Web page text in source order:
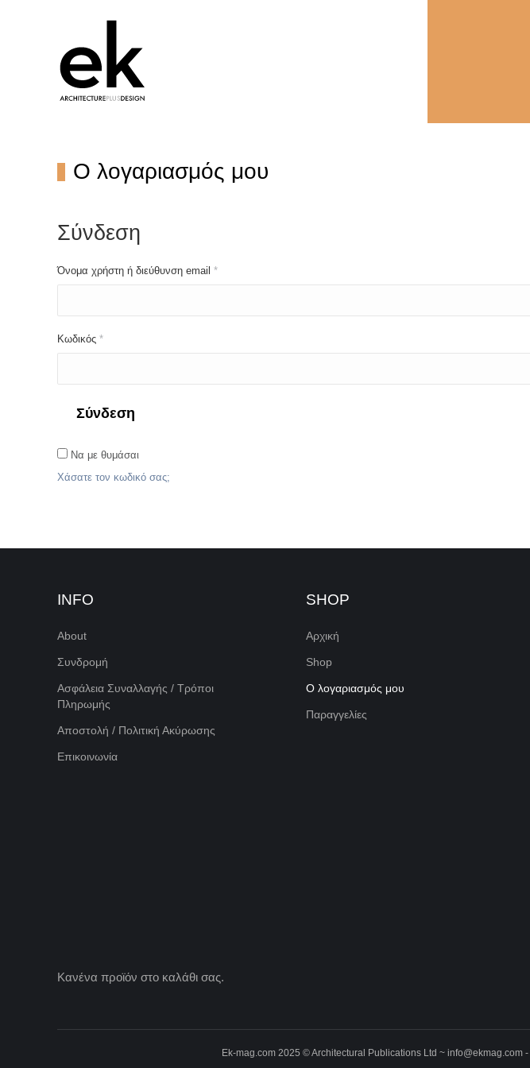
Ο λογαριασμός μου
Σύνδεση
Όνομα χρήστη ή διεύθυνση email *Απαιτείται
Κωδικός *Απαιτείται
Σύνδεση
Να με θυμάσαι
Χάσατε τον κωδικό σας;
INFO
About
Συνδρομή
Ασφάλεια Συναλλαγής / Τρόποι
Πληρωμής
Αποστολή / Πολιτική Ακύρωσης
Επικοινωνία
SHOP
Αρχική
Shop
Ο λογαριασμός μου
Παραγγελίες
Κανένα προϊόν στο καλάθι σας.
Ek-mag.com 2025 © Architectural Publications Ltd ~ info@ekmag.com -